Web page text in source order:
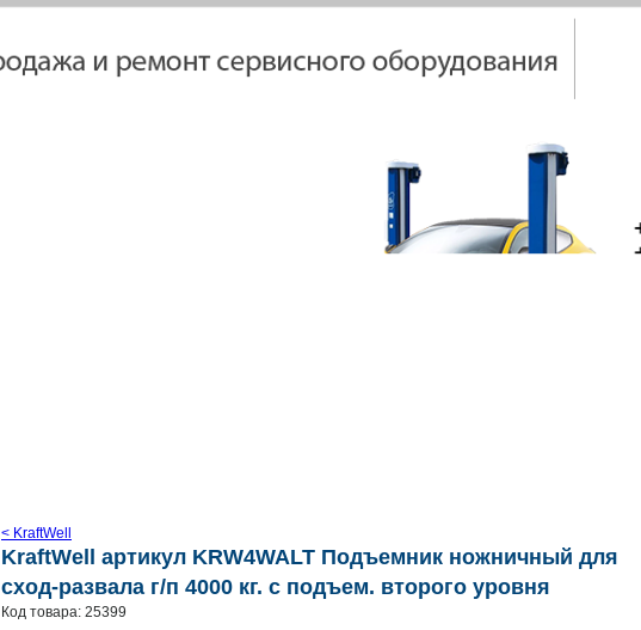
< KraftWell
KraftWell артикул KRW4WALT Подъемник ножничный для
сход-развала г/п 4000 кг. с подъем. второго уровня
Код товара: 25399